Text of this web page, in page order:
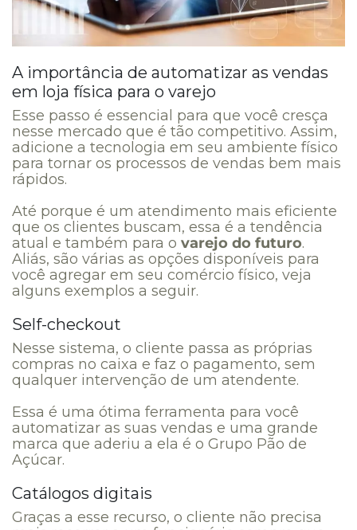
A importância de automatizar as vendas
em loja física para o varejo
Esse passo é essencial para que você cresça
nesse mercado que é tão competitivo. Assim,
adicione a tecnologia em seu ambiente físico
para tornar os processos de vendas bem mais
rápidos.
Até porque é um atendimento mais eficiente
que os clientes buscam, essa é a tendência
atual e também para o varejo do futuro.
Aliás, são várias as opções disponíveis para
você agregar em seu comércio físico, veja
alguns exemplos a seguir.
Self-checkout
Nesse sistema, o cliente passa as próprias
compras no caixa e faz o pagamento, sem
qualquer intervenção de um atendente.
Essa é uma ótima ferramenta para você
automatizar as suas vendas e uma grande
marca que aderiu a ela é o Grupo Pão de
Açúcar.
Catálogos digitais
Graças a esse recurso, o cliente não precisa